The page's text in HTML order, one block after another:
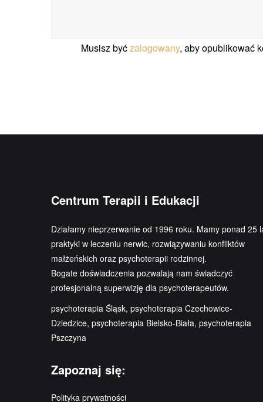
Musisz byćzalogowany, aby opublikować
Centrum Terapii i Edukacji
Działamy nieprzerwanie od 1996 roku. Mamy ponad 25
praktyki w leczeniu nerwic, rozwiązywaniu konfliktów
małżeńskich oraz psychoterapii rodzinnej.
Bogate doświadczenia pozwalają nam świadczyć
profesjonalną superwizję dla psychoterapeutów.
psychoterapia Śląsk, psychoterapia Czechowice-
Dziedzice, psychoterapia Bielsko-Biała, psychoterapia
Pszczyna
Zapoznaj się:
Polityka prywatności